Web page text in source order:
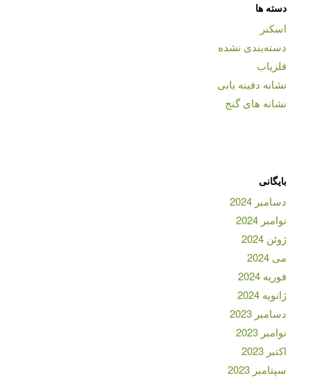
دسته ها
اسکنر
دسته‌بندی نشده
فلزیاب
نشانه دفینه یابی
نشانه های گنج
بایگانی
دسامبر 2024
نوامبر 2024
ژوئن 2024
می 2024
فوریه 2024
ژانویه 2024
دسامبر 2023
نوامبر 2023
اکتبر 2023
سپتامبر 2023